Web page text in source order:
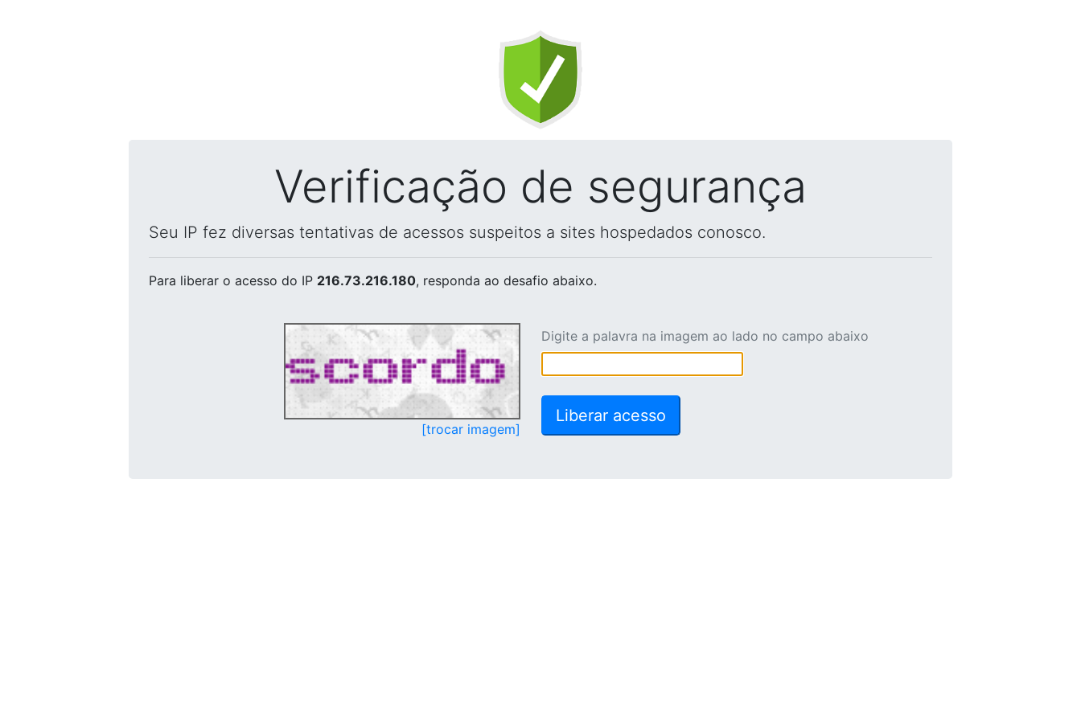
Verificação de segurança
Seu IP fez diversas tentativas de acessos suspeitos a sites hospedados conosco.
Para liberar o acesso do IP 216.73.216.180, responda ao desafio abaixo.
[trocar imagem]
Digite a palavra na imagem ao lado no campo abaixo